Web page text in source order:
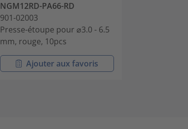
NGM12RD-PA66-RD
901-02003
Presse-étoupe pour ⌀3.0 - 6.5
mm, rouge, 10pcs
Ajouter aux favoris